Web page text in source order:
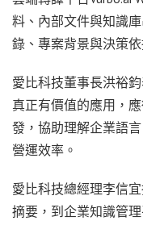
料、內部文件與知識
錄、專案背景與決策依
愛比科技董事長洪裕
真正有價值的應用，
發，協助理解企業語
營運效率。
愛比科技總經理李信
摘要，到企業知識管